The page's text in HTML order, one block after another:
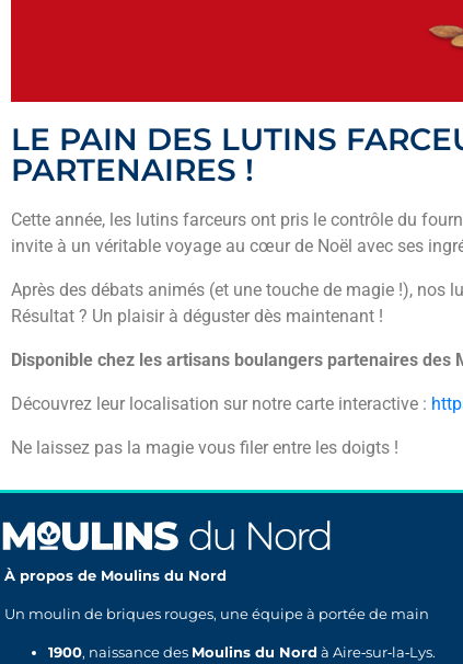
LE PAIN DES LUTINS
PARTENAIRES !
Cette année, les lutins farceurs ont pris le contrôle du
invite à un véritable voyage au cœur de Noël avec ses
Après des débats animés (et une touche de magie !),
Résultat ? Un plaisir à déguster dès maintenant !
Disponible chez les artisans boulangers partenaires des
Découvrez leur localisation sur notre carte interactive :
Ne laissez pas la magie vous filer entre les doigts !
À propos de Moulins du Nord
Un moulin de briques rouges, une équipe à portée de main
1900, naissance des Moulins du Nord à Aire‑sur‑la‑Lys.